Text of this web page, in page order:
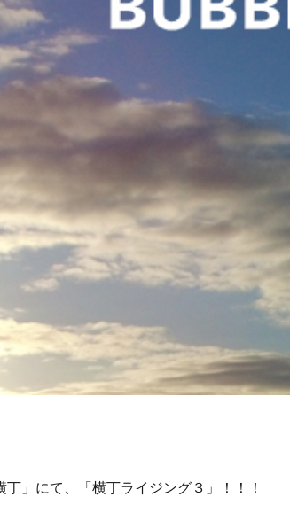
」にて、「横丁ライジング３」！！！